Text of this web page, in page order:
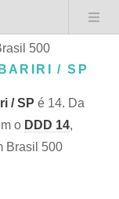
500
/ SP
/ SP é 14. Da
o DDD 14,
Brasil 500